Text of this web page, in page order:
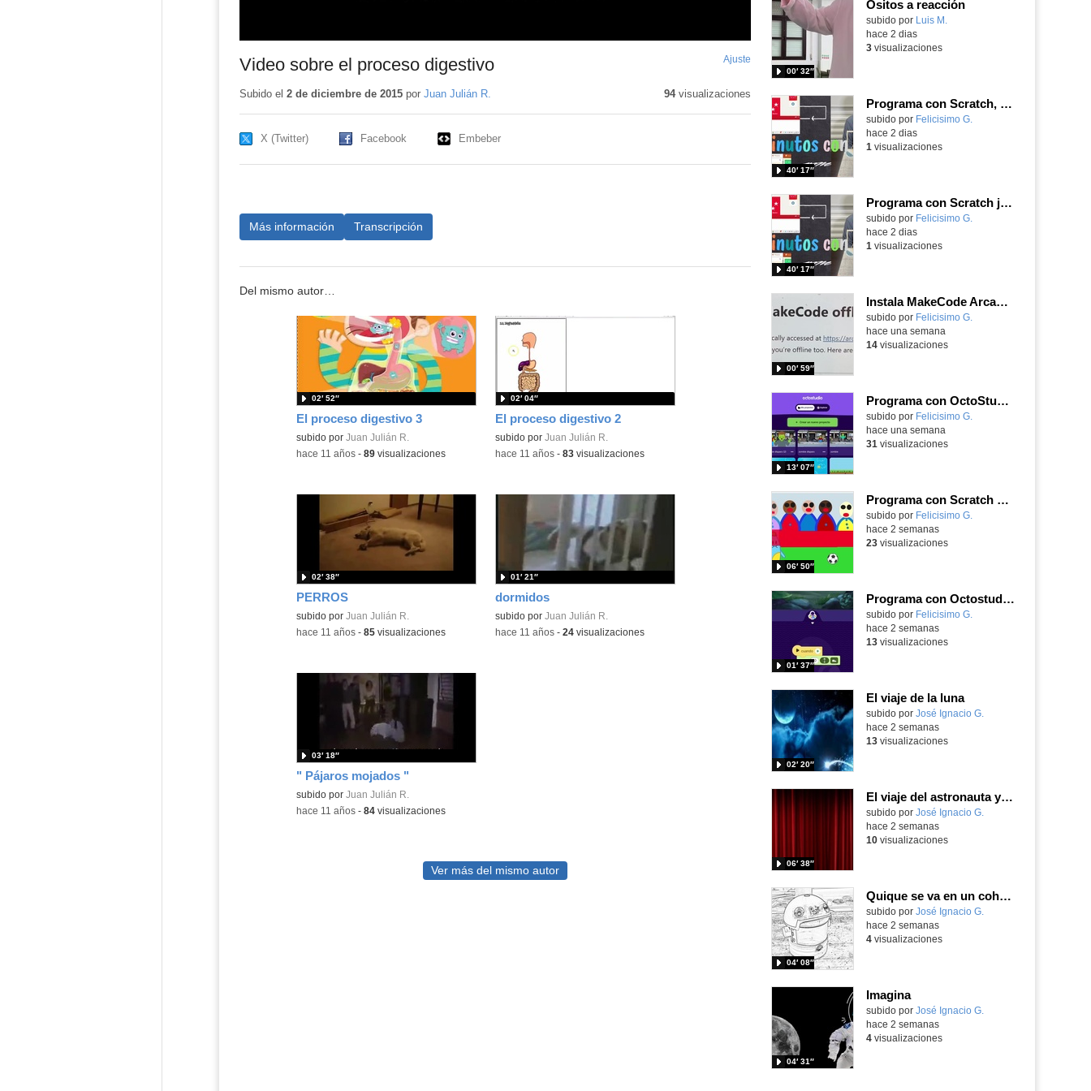
Video sobre el proceso digestivo Ajuste
pantalla
Subido el 2 de diciembre de 2015por Juan Julián R. 94visualizaciones
X (Twitter) Facebook Embeber
Más información Transcripción
Del mismo autor…
El proceso digestivo 3
subido por Juan Julián R.
02′ 52″
-hace 11 años- 89visualizaciones
El proceso digestivo 2
subido por Juan Julián R.
02′ 04″
-hace 11 años- 83visualizaciones
PERROS
subido por Juan Julián R.
02′ 38″
-hace 11 años- 85visualizaciones
dormidos
subido por Juan Julián R.
01′ 21″
-hace 11 años- 24visualizaciones
" Pájaros mojados "
subido por Juan Julián R.
03′ 18″
-hace 11 años- 84visualizaciones
Ver más del mismo autor
Ositos a reacción
Contenido educativo.
subido por Luis M.
00′ 32″
hace 2 dias
3visualizaciones
Programa con Scratch, 8 diferentes juegos para vivir la emoción de los partidos de España en el mundial 2026
Contenido educativo.
subido por Felicisimo G.
40′ 17″
hace 2 dias
1 visualizaciones
Programa con Scratch juegos con los partidos del mundial 2026 ganados por España
Contenido educativo.
subido por Felicisimo G.
40′ 17″
hace 2 dias
1 visualizaciones
Instala MakeCode Arcade para trabajar offline en tu tablet, ordenador, Chromebook
Contenido educativo.
subido por Felicisimo G.
00′ 59″
hace una semana
14visualizaciones
Programa con OctoStudio, un juego de disparos contra Zombies con un cargador basado en el House of the dead
Contenido educativo.
subido por Felicisimo G.
13′ 07″
hace una semana
31 visualizaciones
Programa con Scratch Jr una barrera que se desplaza para dar sensación de movimiento
Contenido educativo.
subido por Felicisimo G.
06′ 50″
hace 2 semanas
23visualizaciones
Programa con Octostudio de un modo sencillo, offline y gratuito
Contenido educativo.
subido por Felicisimo G.
01′ 37″
hace 2 semanas
13visualizaciones
El viaje de la luna
Contenido educativo.
subido por José Ignacio G.
02′ 20″
hace 2 semanas
13visualizaciones
El viaje del astronauta y la luna
Contenido educativo.
subido por José Ignacio G.
06′ 38″
hace 2 semanas
10visualizaciones
Quique se va en un cohete
Contenido educativo.
subido por José Ignacio G.
04′ 08″
hace 2 semanas
4visualizaciones
Imagina
Contenido educativo.
subido por José Ignacio G.
04′ 31″
hace 2 semanas
4visualizaciones